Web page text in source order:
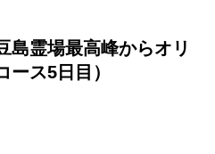
島霊場最高峰からオリ
ース5日目）